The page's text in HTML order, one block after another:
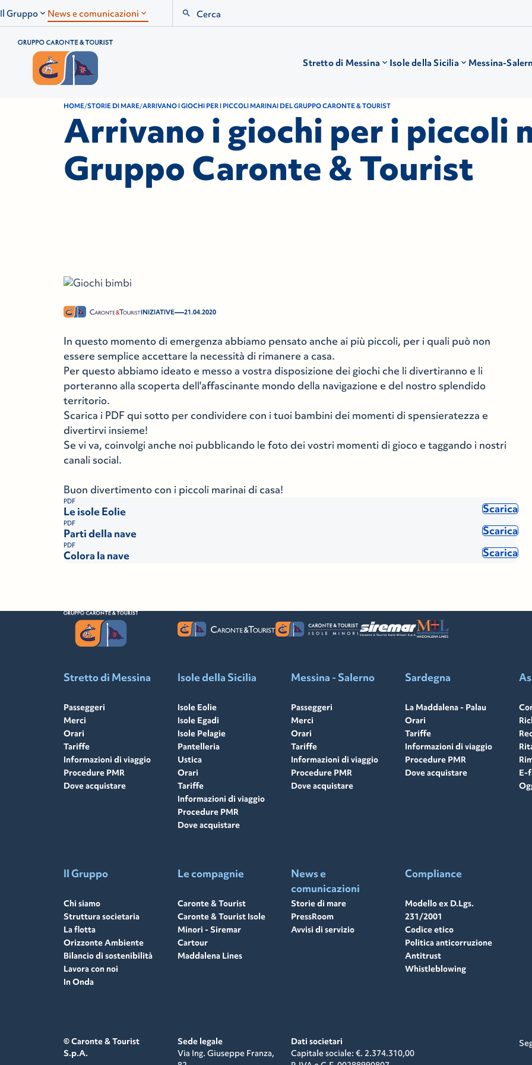
Stretto di Messina Isole della Sicilia Messina-
Il Gruppo News e comunicazioni
HOME STORIE DI MARE ARRIVANO I GIOCHI PER I PICCOLI MARINAI DEL GRUPPO CARONTE & TOURIST
Arrivano i giochi per i piccoli
Gruppo Caronte & Tourist
INIZIATIVE—21.04.2020
In questo momento di emergenza abbiamo pensato anche ai più piccoli, per i quali può non
essere semplice accettare la necessità di rimanere a casa.
Per questo abbiamo ideato e messo a vostra disposizione dei giochi che li divertiranno e li
porteranno alla scoperta dell'affascinante mondo della navigazione e del nostro splendido
territorio.
Scarica i PDF qui sotto per condividere con i tuoi bambini dei momenti di spensieratezza e
divertirvi insieme!
Se vi va, coinvolgi anche noi pubblicando le foto dei vostri momenti di gioco e taggando i nostri
canali social.
Buon divertimento con i piccoli marinai di casa!
PDF
Le isole Eolie Scarica
PDF
Parti della nave Scarica
PDF
Colora la nave Scarica
Stretto di Messina
Passeggeri
Merci
Orari
Tariffe
Informazioni di viaggio
Procedure PMR
Dove acquistare
Isole della Sicilia
Isole Eolie
Isole Egadi
Isole Pelagie
Pantelleria
Ustica
Orari
Tariffe
Informazioni di viaggio
Procedure PMR
Dove acquistare
Messina - Salerno
Passeggeri
Merci
Orari
Tariffe
Informazioni di viaggio
Procedure PMR
Dove acquistare
Sardegna
La Maddalena - Palau
Orari
Tariffe
Informazioni di viaggio
Procedure PMR
Dove acquistare
E-
Il Gruppo
Chi siamo
Struttura societaria
La flotta
Orizzonte Ambiente
Bilancio di sostenibilità
Lavora con noi
In Onda
Le compagnie
Caronte & Tourist
Caronte & Tourist Isole
Minori - Siremar
Cartour
Maddalena Lines
News e
comunicazioni
Storie di mare
PressRoom
Avvisi di servizio
Compliance
Modello ex D.Lgs.
231/2001
Codice etico
Politica anticorruzione
Antitrust
Whistleblowing
© Caronte & Tourist
S.p.A.
Sede legale
Via Ing. Giuseppe Franza,
Dati societari
Capitale sociale: €. 2.374.310,00